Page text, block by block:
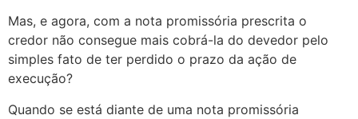
Mas, e agora, com a nota promissória prescrita o
credor não consegue mais cobrá-la do devedor pelo
simples fato de ter perdido o prazo da ação de
execução?
Quando se está diante de uma nota promissória